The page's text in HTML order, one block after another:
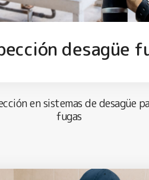
desagüe
en sistemas de desagüe
fugas